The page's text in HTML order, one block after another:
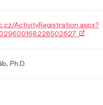
ActivityRegistration.aspx?
Ph.D.